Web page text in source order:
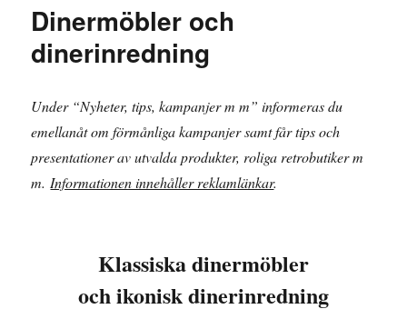
Dinermöbler och
dinerinredning
Under “Nyheter, tips, kampanjer m m” informeras du
emellanåt om förmånliga kampanjer samt får tips och
presentationer av utvalda produkter, roliga retrobutiker m
m. Informationen innehåller reklamlänkar.
Klassiska dinermöbler
och ikonisk dinerinredning